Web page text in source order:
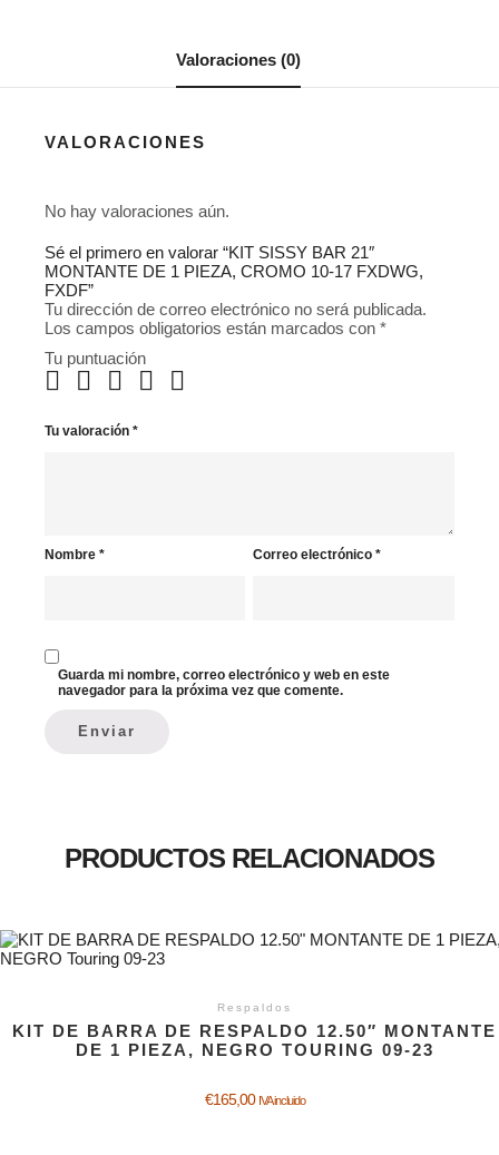
Valoraciones (0)
VALORACIONES
No hay valoraciones aún.
Sé el primero en valorar “KIT SISSY BAR 21″
MONTANTE DE 1 PIEZA, CROMO 10-17 FXDWG,
FXDF”
Tu dirección de correo electrónico no será publicada.
Los campos obligatorios están marcados con *
Tu puntuación
Tu valoración *
Nombre * Correo electrónico*
Guarda mi nombre, correo electrónico y web en este
navegador para la próxima vez que comente.
PRODUCTOS RELACIONADOS
Respaldos
KIT DE BARRA DE RESPALDO 12.50″ MONTANTE
DE 1 PIEZA, NEGRO TOURING 09-23
€165,00 IVA incluido